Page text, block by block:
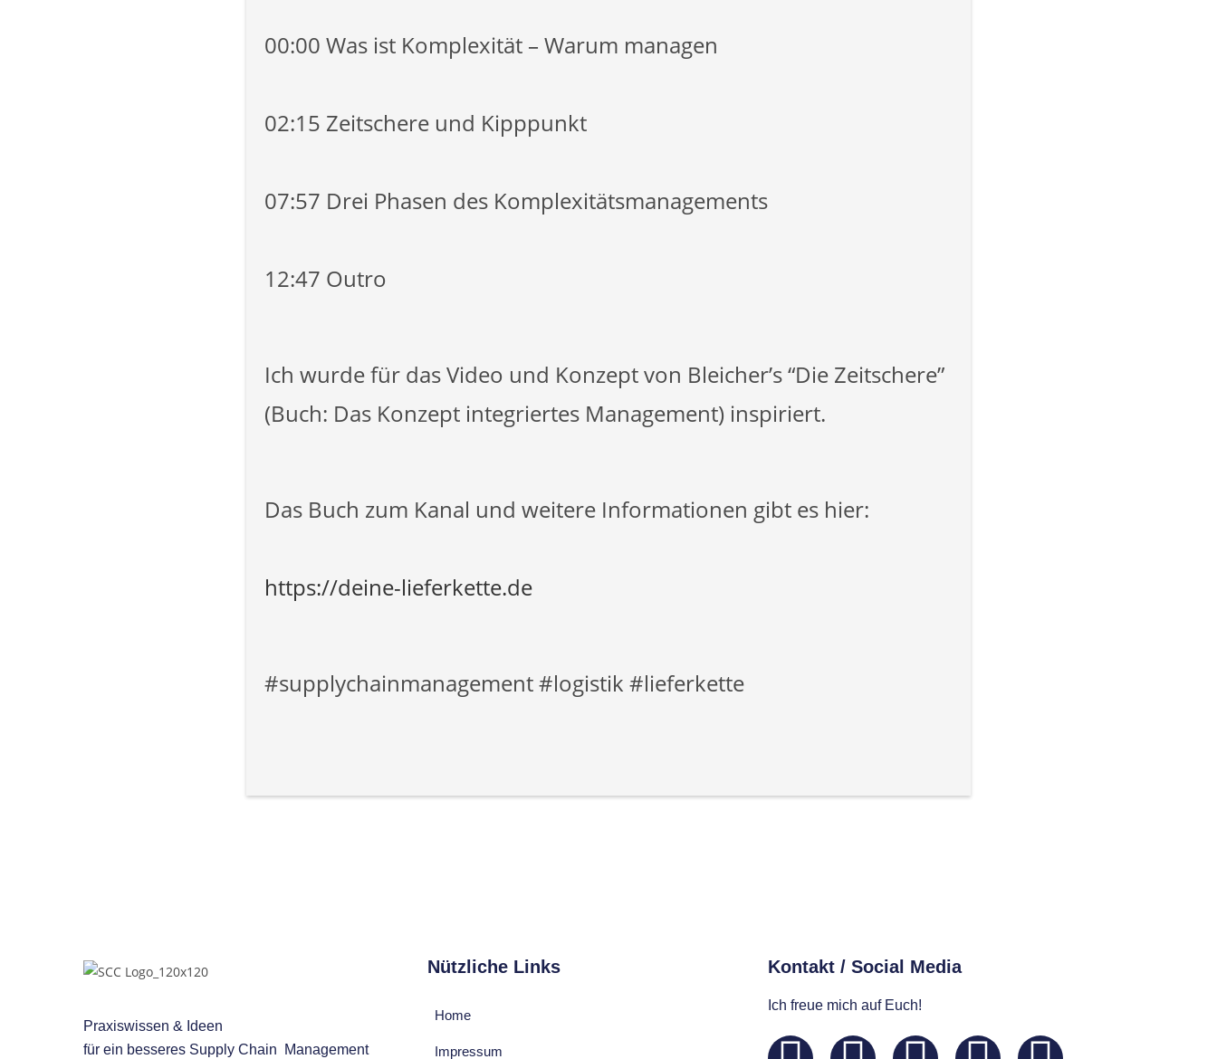
00:00 Was ist Komplexität – Warum managen
02:15 Zeitschere und Kipppunkt
07:57 Drei Phasen des Komplexitätsmanagements
12:47 Outro
Ich wurde für das Video und Konzept von Bleicher’s “Die Zeitschere”
(Buch: Das Konzept integriertes Management) inspiriert.
Das Buch zum Kanal und weitere Informationen gibt es hier:
https://deine-lieferkette.de
#supplychainmanagement #logistik #lieferkette
Praxiswissen & Ideen
für ein besseres Supply Chain Management
Nützliche Links
Home
Impressum
Kontakt / Social Media​
Ich freue mich auf Euch!